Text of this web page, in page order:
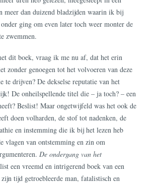
meer dan duizend bladzijden waarin ik bij
ging om even later toch weer monter de
zwemmen.
dit boek, vraag ik me nu af, dat het erin
zonder genoegen tot het volvoeren van deze
te drijven? De dekselse reputatie van het
De onheilspellende titel die – ja toch? – een
Beslist! Maar ongetwijfeld was het ook de
doen volharden, de stof tot nadenken, de
en instemming die ik bij het lezen heb
vlagen van ontstemming en zin om
De ondergang van het
een vreemd en intrigerend boek van een
tijd getroebleerde man, fatalistisch en